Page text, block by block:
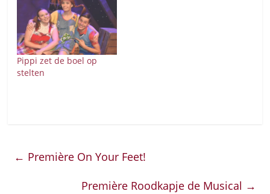
Pippi zet de boel op
stelten
← Première On Your Feet!
Première Roodkapje de Musical →